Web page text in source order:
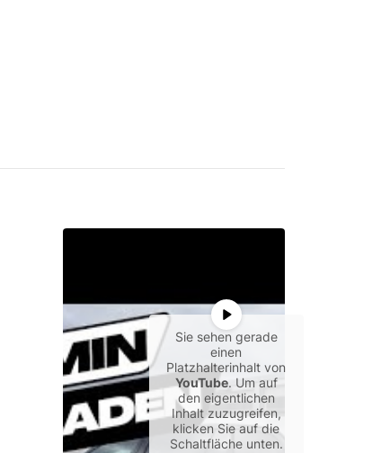
Sie sehen gerade
einen
Platzhalterinhalt von
YouTube. Um auf
den eigentlichen
Inhalt zuzugreifen,
klicken Sie auf die
Schaltfläche unten.